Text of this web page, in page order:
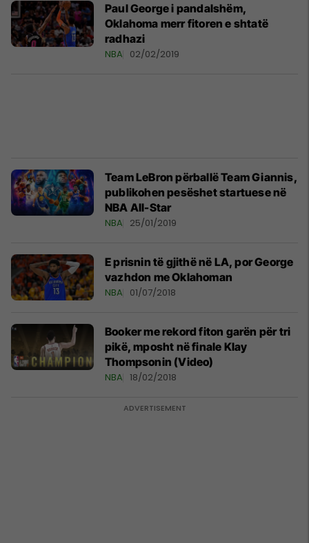
Paul George i pandalshëm,
Oklahoma merr fitoren e shtatë
radhazi
NBA 02/02/2019
Team LeBron përballë Team Giannis,
publikohen pesëshet startuese në
NBA All-Star
NBA 25/01/2019
E prisnin të gjithë në LA, por George
vazhdon me Oklahoman
NBA 01/07/2018
Booker me rekord fiton garën për tri
pikë, mposht në finale Klay
Thompsonin (Video)
NBA 18/02/2018